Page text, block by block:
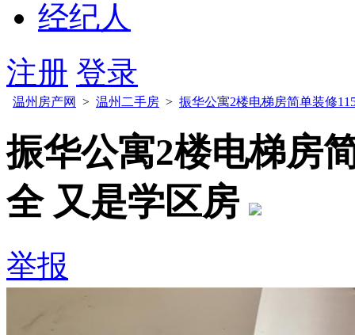
经纪人
注册 登录
温州房产网 > 温州二手房 > 振华公寓2楼电梯房简单装修
振华公寓2楼电梯房
全 又是学区房
举报